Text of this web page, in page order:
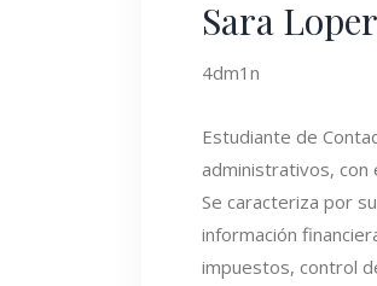
Sara
4dm1n
Estudiante de
administrativos, con
Se caracteriza por
información
impuestos, control